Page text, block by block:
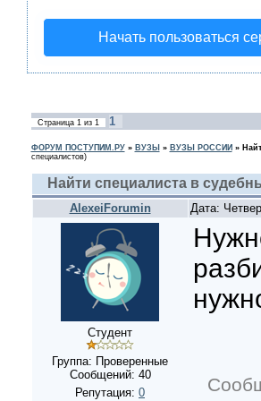
Начать пользоваться
Страница 1из 1 1
ФОРУМ ПОСТУПИМ.РУ» ВУЗЫ » ВУЗЫ РОССИИ »
специалистов)
Найти специалиста в
AlexeiForumin Дата:
Студент
Группа: Проверенные
Сообщений: 40
Репутация: 0